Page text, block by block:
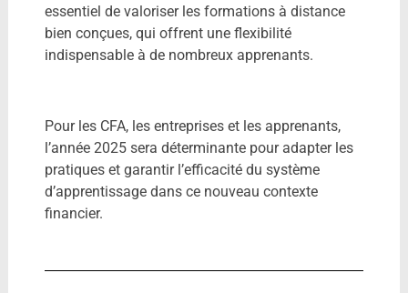
essentiel de valoriser les formations à distance
bien conçues, qui offrent une flexibilité
indispensable à de nombreux apprenants.​
Pour les CFA, les entreprises et les apprenants,
l’année 2025 sera déterminante pour adapter les
pratiques et garantir l’efficacité du système
d’apprentissage dans ce nouveau contexte
financier.